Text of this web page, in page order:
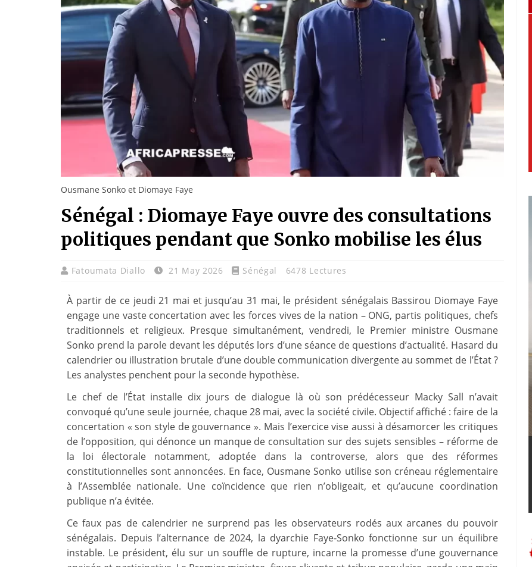
Ousmane Sonko et Diomaye Faye
Sénégal : Diomaye Faye ouvre des consultations
politiques pendant que Sonko mobilise les élus
Fatoumata Diallo 21 May 2026 Sénégal 6478 Lectures
À partir de ce jeudi 21 mai et jusqu’au 31 mai, le président sénégalais Bassirou Diomaye Faye
engage une vaste concertation avec les forces vives de la nation – ONG, partis politiques, chefs
traditionnels et religieux. Presque simultanément, vendredi, le Premier ministre Ousmane
Sonko prend la parole devant les députés lors d’une séance de questions d’actualité. Hasard du
calendrier ou illustration brutale d’une double communication divergente au sommet de l’État ?
Les analystes penchent pour la seconde hypothèse.
Le chef de l’État installe dix jours de dialogue là où son prédécesseur Macky Sall n’avait
convoqué qu’une seule journée, chaque 28 mai, avec la société civile. Objectif affiché : faire de la
concertation « son style de gouvernance ». Mais l’exercice vise aussi à désamorcer les critiques
de l’opposition, qui dénonce un manque de consultation sur des sujets sensibles – réforme de
la loi électorale notamment, adoptée dans la controverse, alors que des réformes
constitutionnelles sont annoncées. En face, Ousmane Sonko utilise son créneau réglementaire
à l’Assemblée nationale. Une coïncidence que rien n’obligeait, et qu’aucune coordination
publique n’a évitée.
Ce faux pas de calendrier ne surprend pas les observateurs rodés aux arcanes du pouvoir
sénégalais. Depuis l’alternance de 2024, la dyarchie Faye‑Sonko fonctionne sur un équilibre
instable. Le président, élu sur un souffle de rupture, incarne la promesse d’une gouvernance